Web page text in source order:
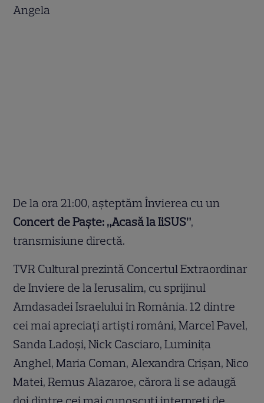
Angela
De la ora 21:00, aşteptăm Învierea cu un
Concert de Paşte: „Acasă la IiSUS”,
transmisiune directă.
TVR Cultural prezintă Concertul Extraordinar
de Inviere de la Ierusalim, cu sprijinul
Amdasadei Israelului în România. 12 dintre
cei mai apreciaţi artişti români, Marcel Pavel,
Sanda Ladoşi, Nick Casciaro, Luminiţa
Anghel, Maria Coman, Alexandra Crişan, Nico
Matei, Remus Alazaroe, cărora li se adaugă